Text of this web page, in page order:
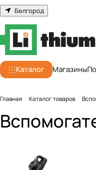
Белгород
Каталог Магазины
Главная Каталог товаров